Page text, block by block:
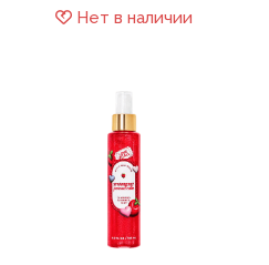
Нет в наличии